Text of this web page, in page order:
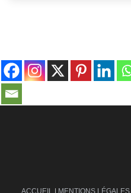
ACCUEIL | MENTIONS LÉGALES